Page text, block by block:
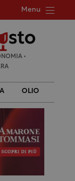
Menu
•
OLIO